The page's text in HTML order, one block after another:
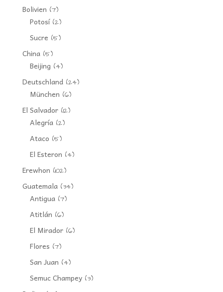
Bolivien (7)
Potosí(2)
Sucre (5)
China(5)
Beijing (4)
Deutschland(24)
München (6)
El Salvador(12)
Alegría(2)
Ataco (5)
El Esteron (4)
Erewhon (102)
Guatemala(34)
Antigua(7)
Atitlán (6)
El Mirador(6)
Flores (7)
San Juan (4)
Semuc Champey(3)